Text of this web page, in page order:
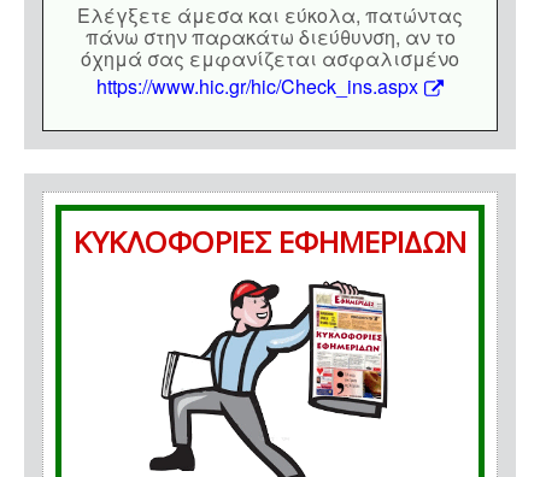
Eλέγξετε άμεσα και εύκολα, πατώντας
πάνω στην παρακάτω διεύθυνση, αν το
όχημά σας εμφανίζεται ασφαλισμένο
https://www.hic.gr/hic/Check_ins.aspx
ΚΥΚΛΟΦΟΡΙΕΣ ΕΦΗΜΕΡΙΔΩΝ